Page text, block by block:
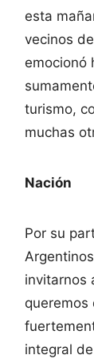
esta
vecinos
emocionó
turismo,
muchas
Nación
Por su
invitarnos
queremos
integral